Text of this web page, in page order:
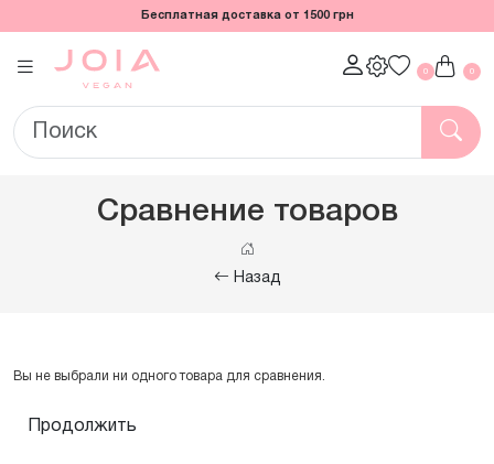
Бесплатная доставка от 1500 грн
0 0
Сравнение товаров
Назад
Вы не выбрали ни одного товара для сравнения.
Продолжить